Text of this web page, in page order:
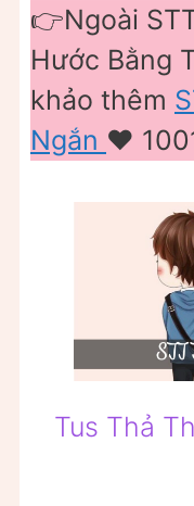
👉Ngoài
Hước Bằng
khảo thêm
Ngắn ❤️️
Tus Thả